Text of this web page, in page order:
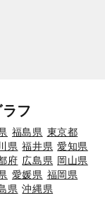
フ
福島県 東京都
県 福井県 愛知県
府 広島県 岡山県
愛媛県 福岡県
県 沖縄県